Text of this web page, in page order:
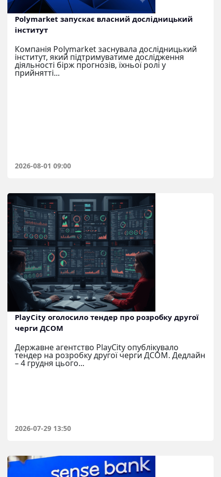
Polymarket запускає власний дослідницький
інститут
Компанія Polymarket заснувала дослідницький
інститут, який підтримуватиме дослідження
діяльності бірж прогнозів, їхньої ролі у
прийнятті...
2026-08-01 09:00
PlayCity оголосило тендер про розробку другої
черги ДСОМ
Державне агентство PlayCity опублікувало
тендер на розробку другої черги ДСОМ. Дедлайн
– 4 грудня цього...
2026-07-29 13:50